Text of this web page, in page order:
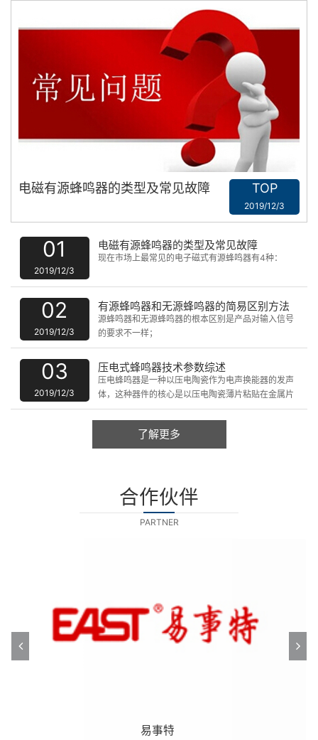
电磁有源蜂鸣器的类型及常见故障 TOP
2019/12/3
01
2019/12/3
电磁有源蜂鸣器的类型及常见故障
现在市场上最常见的电子磁式有源蜂鸣器有4种：
02
2019/12/3
有源蜂鸣器和无源蜂鸣器的简易区别方法
源蜂鸣器和无源蜂鸣器的根本区别是产品对输入信号
的要求不一样；
03
2019/12/3
压电式蜂鸣器技术参数综述
压电蜂鸣器是一种以压电陶瓷作为电声换能器的发声
体，这种器件的核心是以压电陶瓷薄片粘贴在金属片
上的换能换件，即压电蜂鸣片。压电蜂鸣器无射频噪
声、低功耗等特点使其备受重视，发展非常迅速。
了解更多
合作伙伴
PARTNER
易事特
名品电子
FRESENIUS
讯联股份
恒大智慧充电科技
京都电工
ASTEELFLASH
易事特
名品电子